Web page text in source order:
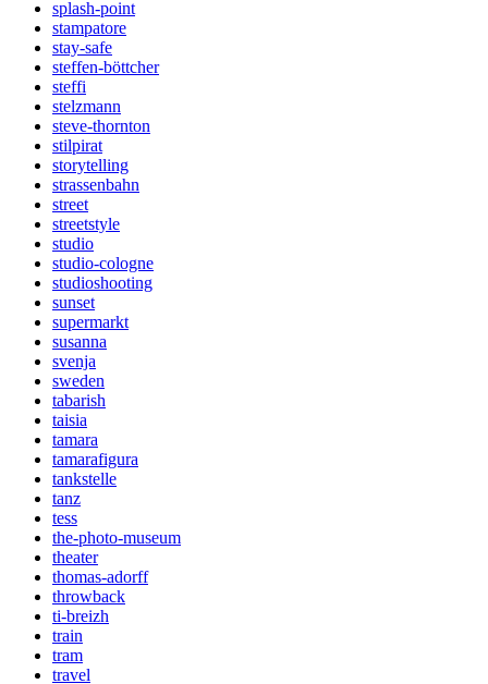
splash-point
stampatore
stay-safe
steffen-böttcher
steffi
stelzmann
steve-thornton
stilpirat
storytelling
strassenbahn
street
streetstyle
studio
studio-cologne
studioshooting
sunset
supermarkt
susanna
svenja
sweden
tabarish
taisia
tamara
tamarafigura
tankstelle
tanz
tess
the-photo-museum
theater
thomas-adorff
throwback
ti-breizh
train
tram
travel